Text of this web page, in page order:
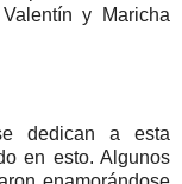
y Maricha
dedican a esta
en esto. Algunos